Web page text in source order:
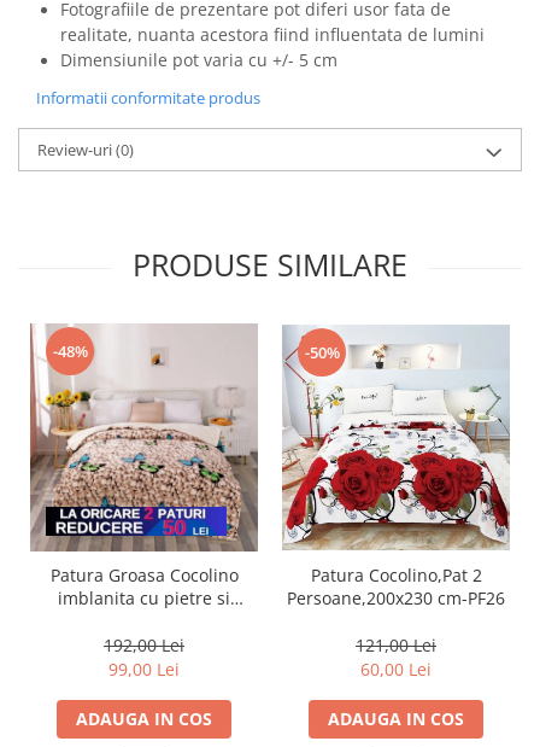
Fotografiile de prezentare pot diferi usor fata de
realitate, nuanta acestora fiind influentata de lumini
Dimensiunile pot varia cu +/- 5 cm
Informatii conformitate produs
Review-uri(0)
PRODUSE SIMILARE
-48%
Patura Groasa Cocolino
imblanita cu pietre si
192,00 Lei
99,00 Lei
ADAUGA IN COS
-50%
Patura Cocolino,Pat 2
Persoane,200x230 cm-PF26
121,00 Lei
60,00 Lei
ADAUGA IN COS